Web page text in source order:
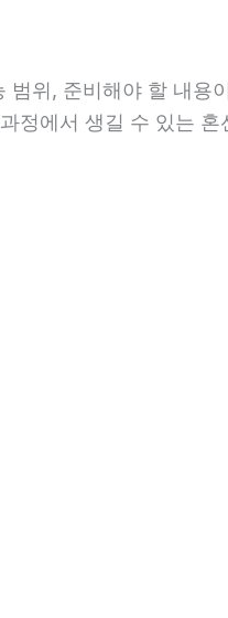
위, 준비해야 할 내
정에서 생길 수 있는 혼